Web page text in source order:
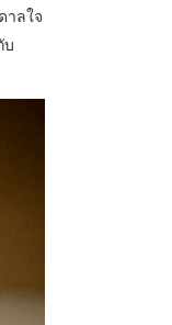
าลใจ
บ